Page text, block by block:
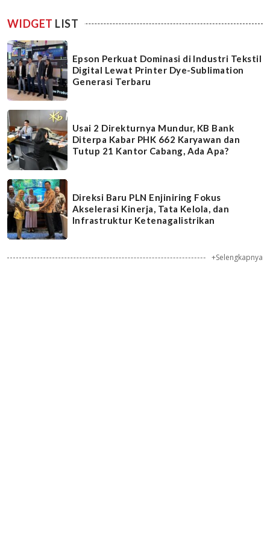
WIDGET LIST
Epson Perkuat Dominasi di Industri Tekstil
Digital Lewat Printer Dye-Sublimation
Generasi Terbaru
Usai 2 Direkturnya Mundur, KB Bank
Diterpa Kabar PHK 662 Karyawan dan
Tutup 21 Kantor Cabang, Ada Apa?
Direksi Baru PLN Enjiniring Fokus
Akselerasi Kinerja, Tata Kelola, dan
Infrastruktur Ketenagalistrikan
+Selengkapnya